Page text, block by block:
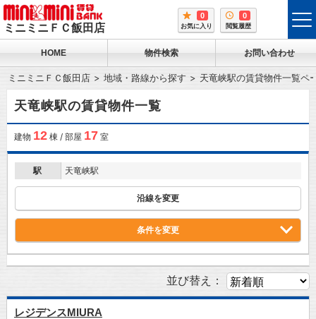
ミニミニＦＣ飯田店
0
お気に入り
0
閲覧履歴
HOME 物件検索 お問い合わせ
ミニミニＦＣ飯田店 地域・路線から探す 天竜峡駅の賃貸物件一覧ペ
天竜峡駅の賃貸物件一覧
建物 12棟 / 部屋 17 室
駅 天竜峡駅
沿線を変更
条件を変更
並び替え：
レジデンスMIURA